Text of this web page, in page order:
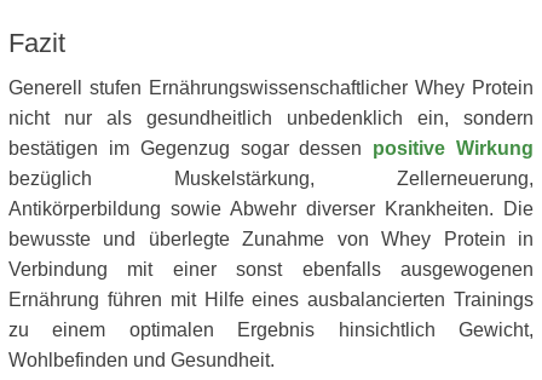
Fazit
Generell stufen Ernährungswissenschaftlicher Whey Protein
nicht nur als gesundheitlich unbedenklich ein, sondern
bestätigen im Gegenzug sogar dessen positive Wirkung
bezüglich Muskelstärkung, Zellerneuerung,
Antikörperbildung sowie Abwehr diverser Krankheiten. Die
bewusste und überlegte Zunahme von Whey Protein in
Verbindung mit einer sonst ebenfalls ausgewogenen
Ernährung führen mit Hilfe eines ausbalancierten Trainings
zu einem optimalen Ergebnis hinsichtlich Gewicht,
Wohlbefinden und Gesundheit.